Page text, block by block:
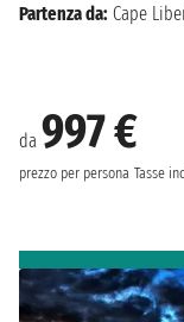
da 997 €
prezzo per persona Tasse
Partenza da: Cape